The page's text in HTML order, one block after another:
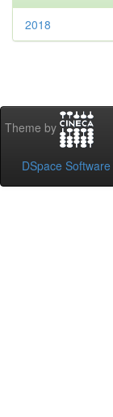
2018
Theme by
DSpace Software